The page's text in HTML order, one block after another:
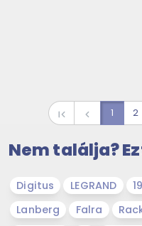
first_page navigate_before 1 2
Nem találja?
Digitus LEGRAND
Lanberg
Falra